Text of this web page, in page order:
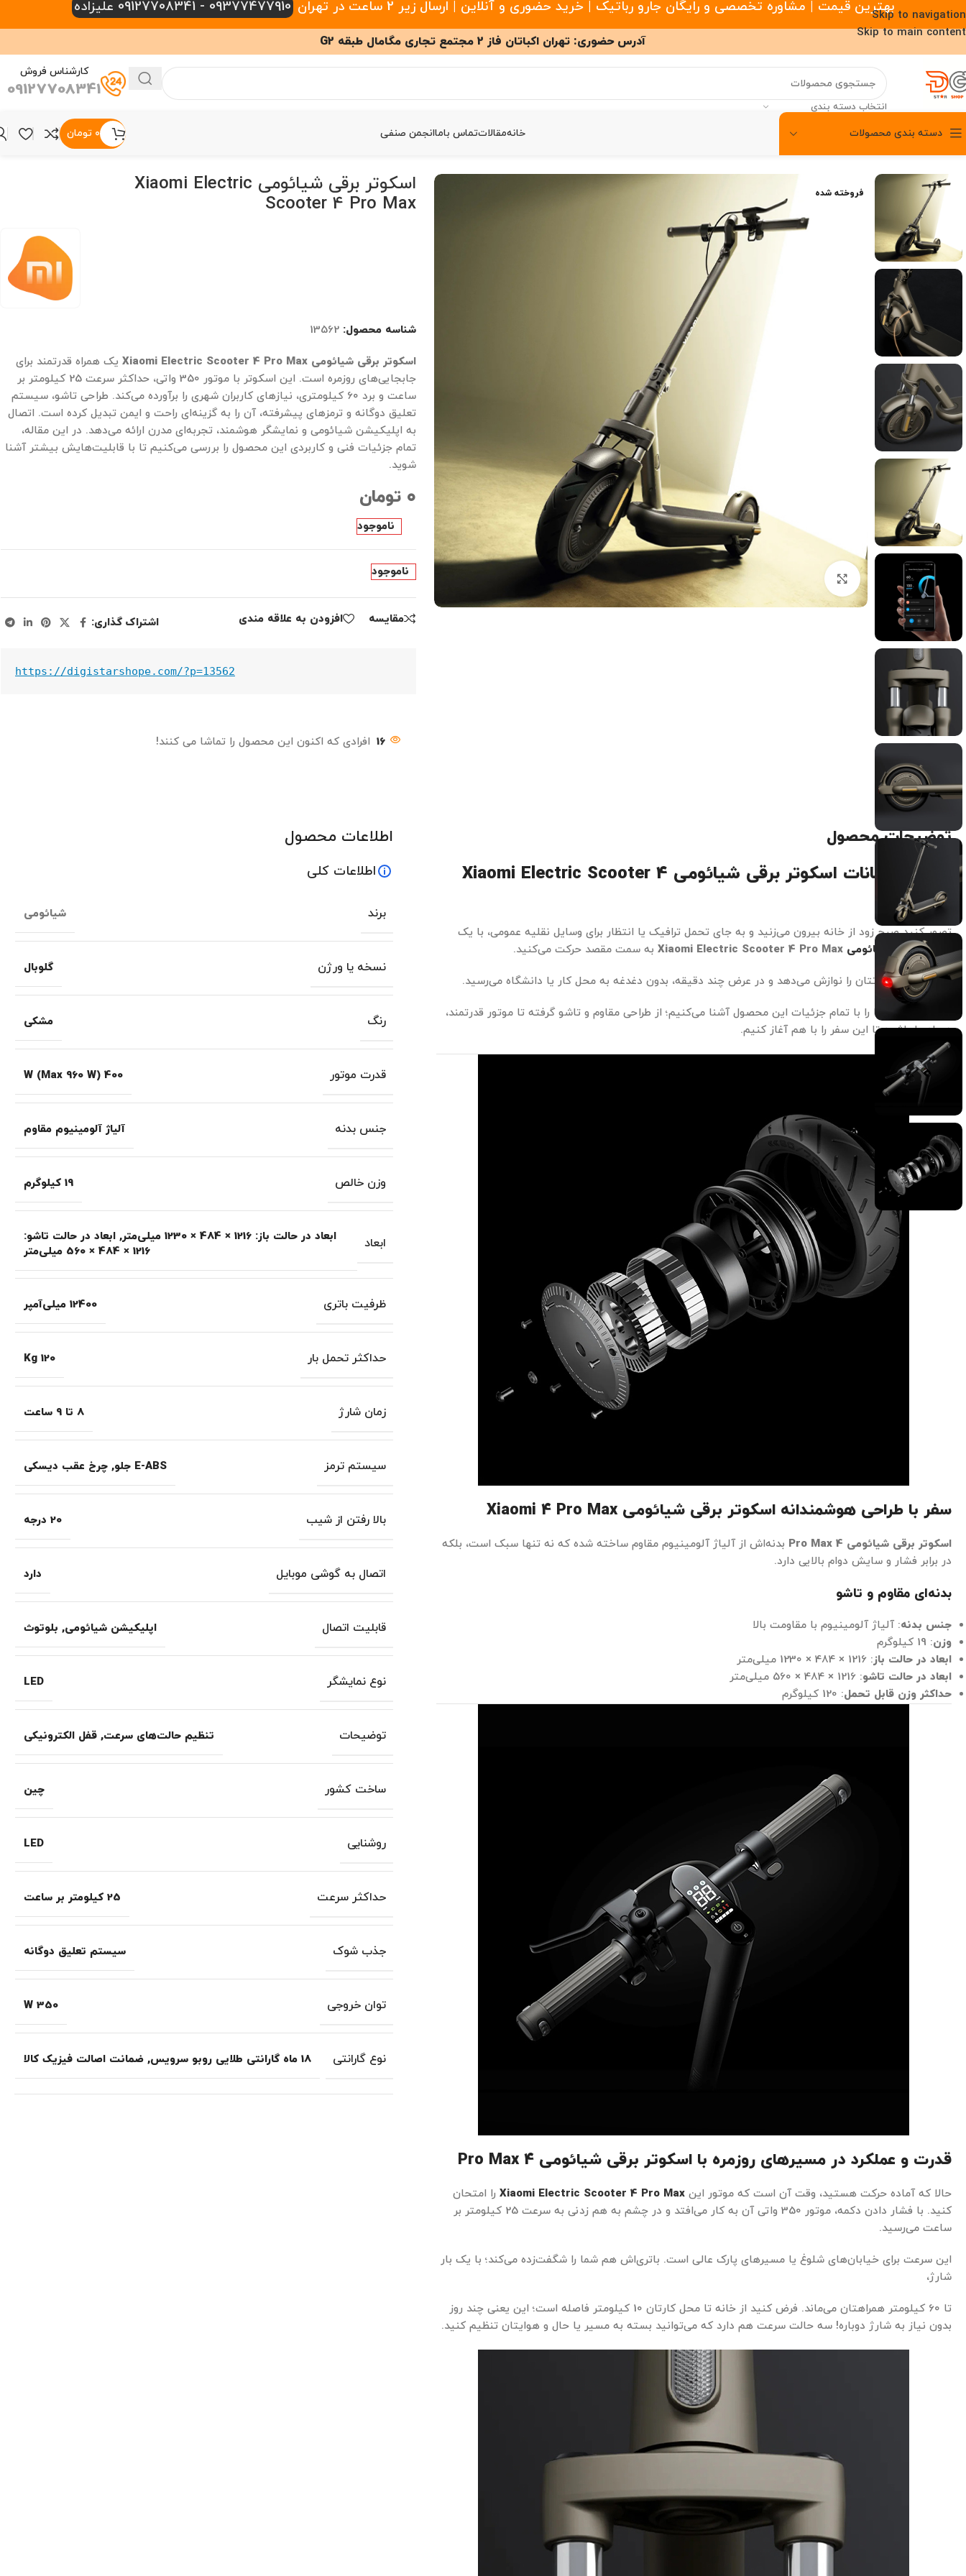
Skip to navigation
Skip to main content
بهترین قیمت | مشاوره تخصصی و رایگان جارو رباتیک | خرید حضوری و آنلاین | ارسال زیر 2 ساعت در تهران 09377477910 - 09127708341 علیزاده
آدرس حضوری: تهران اکباتان فاز 2 مجتمع تجاری مگامال طبقه G2
انتخاب دسته بندی
کارشناس فروش
09127708341
دسته بندی محصولات خانهمقالاتتماس باماانجمن صنفی ۰ تومان
فروخته شده
برای بزرگنمایی کلیک کنید
اسکوتر برقی شیائومی Xiaomi Electric
Scooter 4 Pro Max
شناسه محصول:13562
اسکوتر برقی شیائومیXiaomi Electric Scooter 4 Pro Max یک همراه قدرتمند برای
جابجایی‌های روزمره است. این اسکوتر با موتور 350 واتی، حداکثر سرعت 25 کیلومتر بر
ساعت و برد 60 کیلومتری، نیازهای کاربران شهری را برآورده می‌کند. طراحی تاشو، سیستم
تعلیق دوگانه و ترمزهای پیشرفته، آن را به گزینه‌ای راحت و ایمن تبدیل کرده است. اتصال
به اپلیکیشن شیائومی و نمایشگر هوشمند، تجربه‌ای مدرن ارائه می‌دهد. در این مقاله،
تمام جزئیات فنی و کاربردی این محصول را بررسی می‌کنیم تا با قابلیت‌هایش بیشتر آشنا
شوید.
۰ تومان
ناموجود
ناموجود
مقايسه افزودن به علاقه مندی اشتراک گذاری:
https://digistarshope.com/?p=13562
16 افرادی که اکنون این محصول را تماشا می کنند!
توضیحات محصول
بررسی امکانات اسکوتر برقی شیائومی Xiaomi Electric Scooter 4
Pro Max
تصور کنید صبح زود از خانه بیرون می‌زنید و به جای تحمل ترافیک یا انتظار برای وسایل نقلیه عمومی، با یک
اسکوتر برقی شیائومی Xiaomi Electric Scooter 4 Pro Max به سمت مقصد حرکت می‌کنید.
نسیم خنک صورتتان را نوازش می‌دهد و در عرض چند دقیقه، بدون دغدغه به محل کار یا دانشگاه می‌رسید.
در این مقاله،شما را با تمام جزئیات این محصول آشنا می‌کنیم؛ از طراحی مقاوم و تاشو گرفته تا موتور قدرتمند،
همراه ما باشید تا این سفر را با هم آغاز کنیم.
سفر با طراحی هوشمندانه اسکوتر برقی شیائومی Xiaomi 4 Pro Max
اسکوتر برقی شیائومی
بدنه‌اش از آلیاژ آلومینیوم مقاوم ساخته شده که نه تنها سبک است، بلکه
در برابر فشار و سایش دوام بالایی دارد.
بدنه‌ای مقاوم و تاشو
جنس بدنه: آلیاژ آلومینیوم با مقاومت بالا
وزن: 19 کیلوگرم
ابعاد در حالت باز: 1216 × 484 × 1230 میلی‌متر
ابعاد در حالت تاشو: 1216 × 484 × 560 میلی‌متر
حداکثر وزن قابل تحمل: 120 کیلوگرم
قدرت و عملکرد در مسیرهای روزمره با اسکوتر برقی شیائومی 4 Pro Max
حالا که آماده حرکت هستید، وقت آن است که موتور این Xiaomi Electric Scooter 4 Pro Max را امتحان
کنید. با فشار دادن دکمه، موتور 350 واتی آن به کار می‌افتد و در چشم به هم زدنی به سرعت 25 کیلومتر بر
ساعت می‌رسید.
این سرعت برای خیابان‌های شلوغ یا مسیرهای پارک عالی است. باتری‌اش هم شما را شگفت‌زده می‌کند؛ با یک بار
شارژ،
تا 60 کیلومتر همراهتان می‌ماند. فرض کنید از خانه تا محل کارتان 10 کیلومتر فاصله است؛ این یعنی چند روز
بدون نیاز به شارژ دوباره! سه حالت سرعت هم دارد که می‌توانید بسته به مسیر یا حال و هوایتان تنظیم کنید.
اطلاعات محصول
اطلاعات کلی
برند شیائومی
نسخه یا ورژن گلوبال
رنگ مشکی
قدرت موتور 400 W (Max 960 W)
جنس بدنه آلیاژ آلومینیوم مقاوم
وزن خالص 19 کیلوگرم
ابعاد ابعاد در حالت باز: 1216 × 484 × 1230 میلی‌متر ,ابعاد در حالت تاشو:
1216 × 484 × 560 میلی‌متر
ظرفیت باتری 12400 میلی‌آمپر
حداکثر تحمل بار 120 Kg
زمان شارژ 8 تا 9 ساعت
سیستم ترمز E-ABS جلو ,چرخ عقب دیسکی
بالا رفتن از شیب 20 درجه
اتصال به گوشی موبایل دارد
قابلیت اتصال اپلیکیشن شیائومی, بلوتوث
نوع نمایشگر LED
توضیحات تنظیم حالت‌های سرعت,قفل الکترونیکی
ساخت کشور چین
روشنایی LED
حداکثر سرعت 25 کیلومتر بر ساعت
جذب شوک سیستم تعلیق دوگانه
توان خروجی 350 W
نوع گارانتی 18 ماه گارانتی طلایی روبو سرویس ,ضمانت اصالت فیزیک کالا